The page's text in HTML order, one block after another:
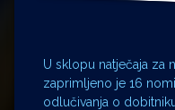
U sklopu natječaja za
zaprimljeno je 16
odlučivanja o